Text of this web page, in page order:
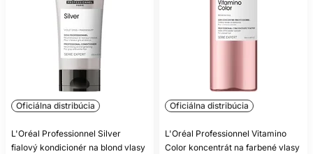
Oficiálna distribúcia
L'Oréal Professionnel Silver
fialový kondicionér na blond vlasy
Oficiálna distribúcia
L'Oréal Professionnel Vitamino
Color koncentrát na farbené vlasy